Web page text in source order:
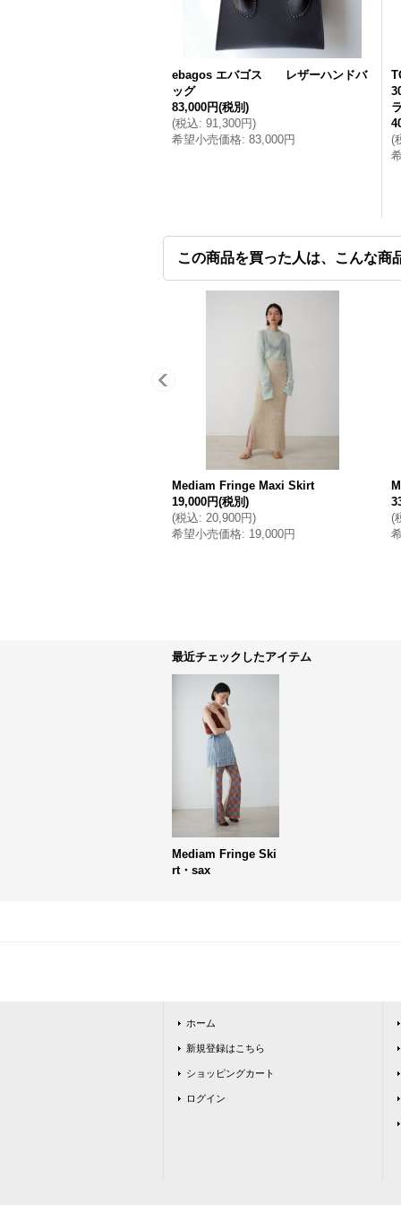
ebagos エバゴス レザーハンドバ
ッグ
83,000円(税別)
(税込: 91,300円)
希望小売価格: 83,000円
(
この商品を買った人は、こんな商
Mediam Fringe Maxi Skirt
19,000円(税別)
(税込: 20,900円)
希望小売価格: 19,000円
(
最近チェックしたアイテム
Mediam Fringe Ski
rt・sax
ホーム
新規登録はこちら
ショッピングカート
ログイン